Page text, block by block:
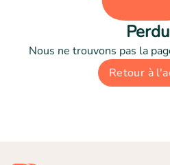
Nous ne trouvons pas la
Retour à